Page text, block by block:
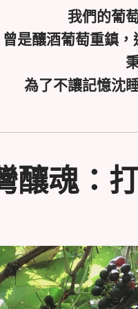
我們的葡
曾是釀酒葡萄重鎮
為了不讓記憶沈
釀魂：